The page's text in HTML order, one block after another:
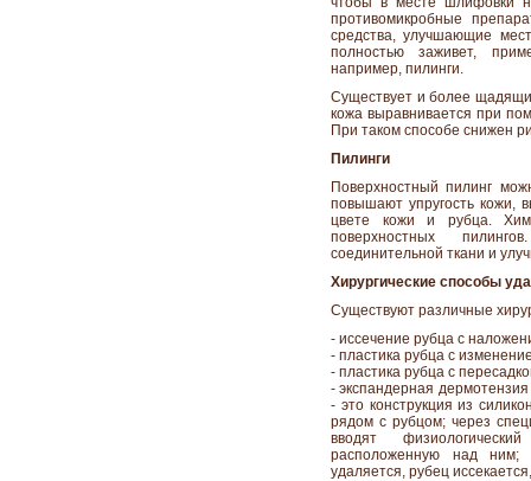
противомикробные
средства, улучшающие
полностью заживет,
например, пилинги.
Существует и более
кожа выравнивается при
При таком способе снижен
Пилинги
Поверхностный пилинг
повышают упругость кожи,
цвете кожи и рубца.
поверхностных
соединительной ткани и
Хирургические способы
Существуют различные
- иссечение рубца с
- пластика рубца с
- пластика рубца с
- экспандерная
- это конструкция из
рядом с рубцом; через
вводят
расположенную над
удаляется, рубец